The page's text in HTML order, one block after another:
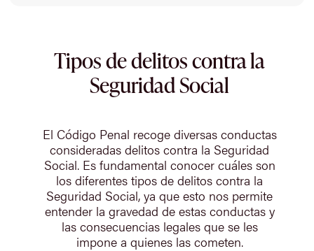
Tipos de delitos contra la
Seguridad Social
El Código Penal recoge diversas conductas
consideradas delitos contra la Seguridad
Social. Es fundamental conocer cuáles son
los diferentes tipos de delitos contra la
Seguridad Social, ya que esto nos permite
entender la gravedad de estas conductas y
las consecuencias legales que se les
impone a quienes las cometen.